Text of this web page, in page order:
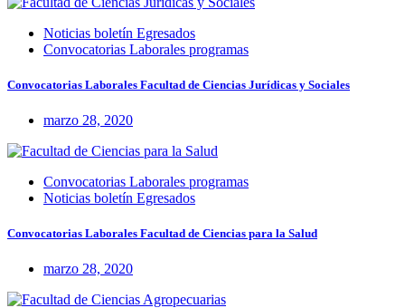
Noticias boletín Egresados
Convocatorias Laborales programas
Convocatorias Laborales Facultad de Ciencias Jurídicas y Sociales
marzo 28, 2020
Convocatorias Laborales programas
Noticias boletín Egresados
Convocatorias Laborales Facultad de Ciencias para la Salud
marzo 28, 2020